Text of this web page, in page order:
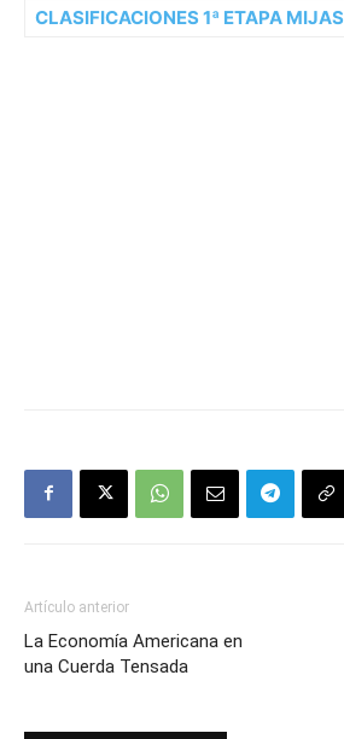
CLASIFICACIONES 1ª ETAPA MIJAS
Artículo anterior
La Economía Americana en
una Cuerda Tensada